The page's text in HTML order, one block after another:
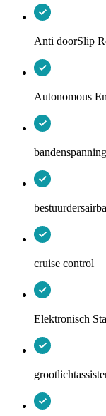
Anti doorSlip
Autonomous
cruise control
Elektronisch